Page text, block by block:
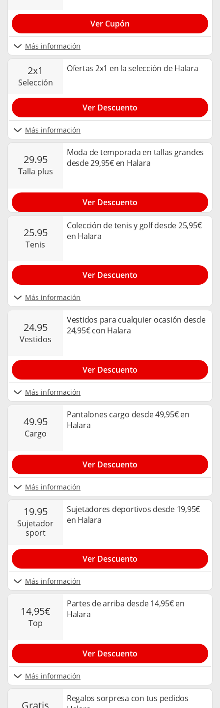
Más información
Ver Cupón
2x1
selección
Ofertas 2x1 en la selección de Halara
Más información
Ver Descuento
29.95
talla plus
Moda de temporada en tallas grandes
desde 29,95€ en Halara
Ver Descuento
25.95
tenis
Colección de tenis y golf desde 25,95€
en Halara
Más información
Ver Descuento
24.95
vestidos
Vestidos para cualquier ocasión desde
24,95€ con Halara
Más información
Ver Descuento
49.95
cargo
Pantalones cargo desde 49,95€ en
Halara
Más información
Ver Descuento
19.95
sujetador
sport
Sujetadores deportivos desde 19,95€
en Halara
Más información
Ver Descuento
14,95€
top
Partes de arriba desde 14,95€ en
Halara
Más información
Ver Descuento
Regalos sorpresa con tus pedidos